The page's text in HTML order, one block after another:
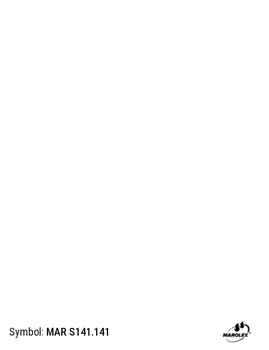
Symbol: MAR S141.141